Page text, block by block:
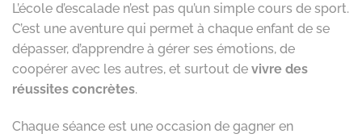
L’école d’escalade n’est pas qu’un simple cours de sport.
C’est une aventure qui permet à chaque enfant de se
dépasser, d’apprendre à gérer ses émotions, de
coopérer avec les autres, et surtout de vivre des
réussites concrètes.
Chaque séance est une occasion de gagner en